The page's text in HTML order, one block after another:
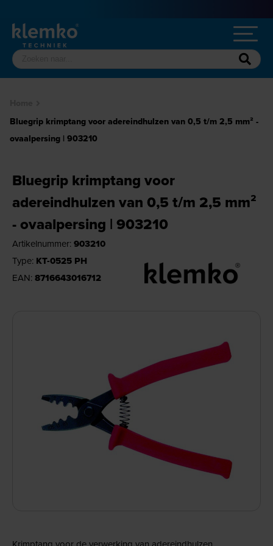
Bluegrip krimptang voor adereindhulzen van 0,5 t/m 2,5 mm² -
ovaalpersing | 903210
Bluegrip krimptang voor
adereindhulzen van 0,5 t/m 2,5 mm²
- ovaalpersing | 903210
Artikelnummer: 903210
Type: KT-0525 PH
EAN: 8716643016712